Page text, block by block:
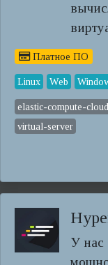
Платное ПО
Linux Web
elastic-compute-cloud
virtual-server
У нас